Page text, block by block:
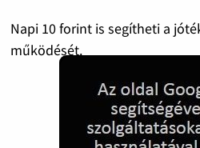
Napi 10 forint is segítheti a
működését.